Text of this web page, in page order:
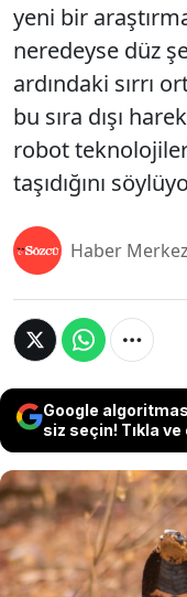
yeni bir
neredeyse düz
ardındaki sırrı
bu sıra dışı
robot
taşıdığını
Haber
Google
siz seçin! Tıkla ve
Harvard
yeni bir
neredeyse